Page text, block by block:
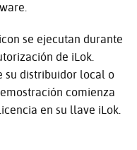
se ejecutan durante
de iLok.
su distribuidor local o
comienza
en su llave iLok.